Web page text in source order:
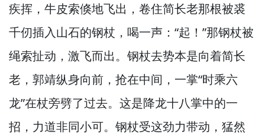
疾挥， 牛皮索倏地飞出， 卷住简长老那根被裘
千仞插入山石的钢杖， 喝一声：“起！”那钢杖被
绳索扯动， 激飞而出。 钢杖去势本是向着简长
老， 郭靖纵身向前， 抢在中间， 一掌“时乘六
龙”在杖旁劈了过去。 这是降龙十八掌中的一
招， 力道非同小可。 钢杖受这劲力带动， 猛然